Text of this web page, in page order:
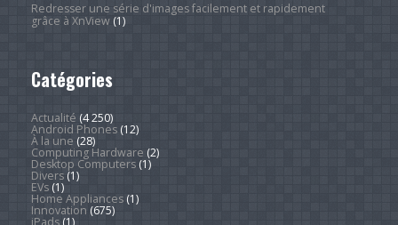
Redresser une série d'images facilement et rapidement
grâce à XnView(1)
Catégories
Actualité (4 250)
Android Phones(12)
À la une (28)
Computing Hardware (2)
Desktop Computers(1)
Divers(1)
EVs(1)
Home Appliances(1)
Innovation (675)